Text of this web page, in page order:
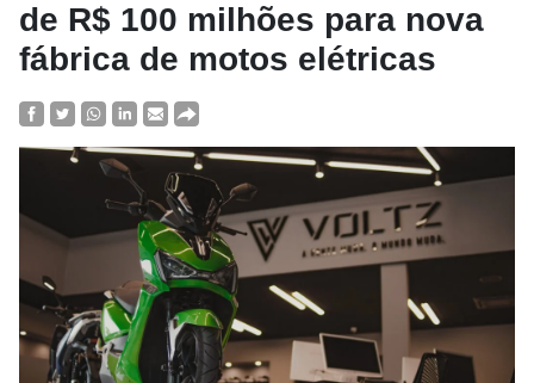
de R$ 100 milhões para nova
fábrica de motos elétricas